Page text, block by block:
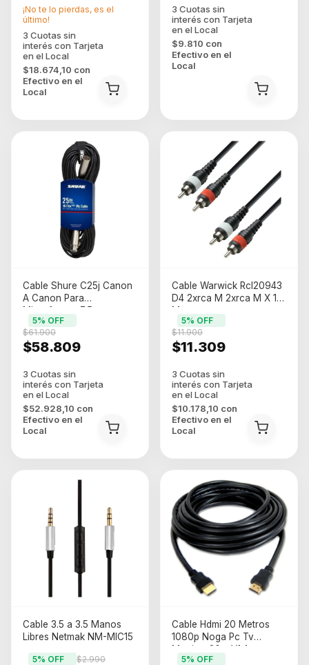
$18.674,10 con
Efectivo en el
Local
¡No te lo pierdas, es el
último!
$9.810 con
Efectivo en el
Local
Cable Shure C25j Canon
A Canon Para
Microfonos, 7,5metros
$58.809
$61.900
5% OFF
$52.928,10 con
Efectivo en el
Local
Cable Warwick Rcl20943
D4 2xrca M 2xrca M X 1,8
Metros
$11.309
$11.900
5% OFF
$10.178,10 con
Efectivo en el
Local
Cable 3.5 a 3.5 Manos
Libres Netmak NM-MIC15
$2.990
5% OFF
Cable Hdmi 20 Metros
1080p Noga Pc Tv
Monitor 20m V1.4
5% OFF